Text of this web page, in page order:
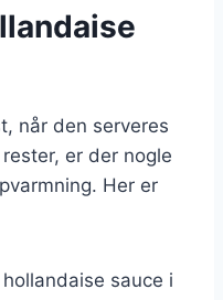
når den serveres
er der nogle
Her er
sauce i